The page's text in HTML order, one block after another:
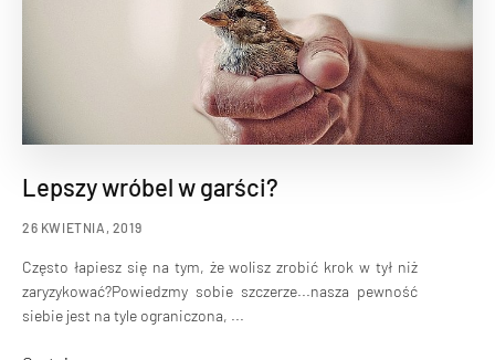
Lepszy wróbel w garści?
26 KWIETNIA, 2019
Często łapiesz się na tym, że wolisz zrobić krok w tył niż
zaryzykować?Powiedzmy sobie szczerze...nasza pewność
siebie jest na tyle ograniczona, ...